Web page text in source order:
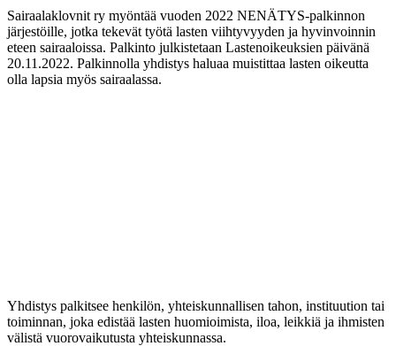
Sairaalaklovnit ry myöntää vuoden 2022 NENÄTYS-palkinnon
järjestöille, jotka tekevät työtä lasten viihtyvyyden ja hyvinvoinnin
eteen sairaaloissa. Palkinto julkistetaan Lastenoikeuksien päivänä
20.11.2022. Palkinnolla yhdistys haluaa muistittaa lasten oikeutta
olla lapsia myös sairaalassa.
Yhdistys palkitsee henkilön, yhteiskunnallisen tahon, instituution tai
toiminnan, joka edistää lasten huomioimista, iloa, leikkiä ja ihmisten
välistä vuorovaikutusta yhteiskunnassa.